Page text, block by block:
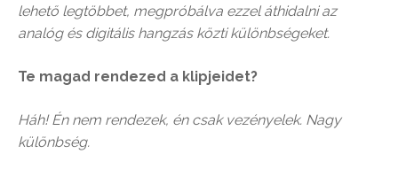
lehető legtöbbet, megpróbálva ezzel áthidalni az
analóg és digitális hangzás közti különbségeket.
Te magad rendezed a klipjeidet?
Háh! Én nem rendezek, én csak vezényelek. Nagy
különbség.